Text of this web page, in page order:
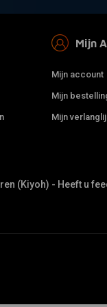
Mijn
Mijn account
Mijn
Mijn
(Kiyoh) - Heeft u